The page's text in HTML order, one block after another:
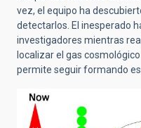
vez, el equipo ha
detectarlos. El inesperado
investigadores mientras
localizar el gas
permite seguir formando